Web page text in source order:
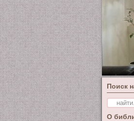
Поиск
О